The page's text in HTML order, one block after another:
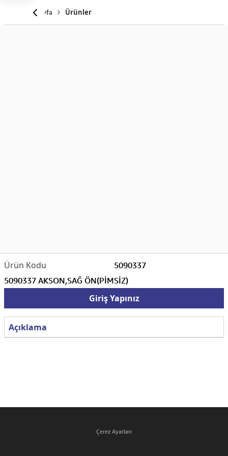
Anasayfa Ürünler
5090337
5090337 AKSON,SAĞ ÖN(PİMSİZ)
Giriş Yapınız
Açıklama
Çerez Ayarları